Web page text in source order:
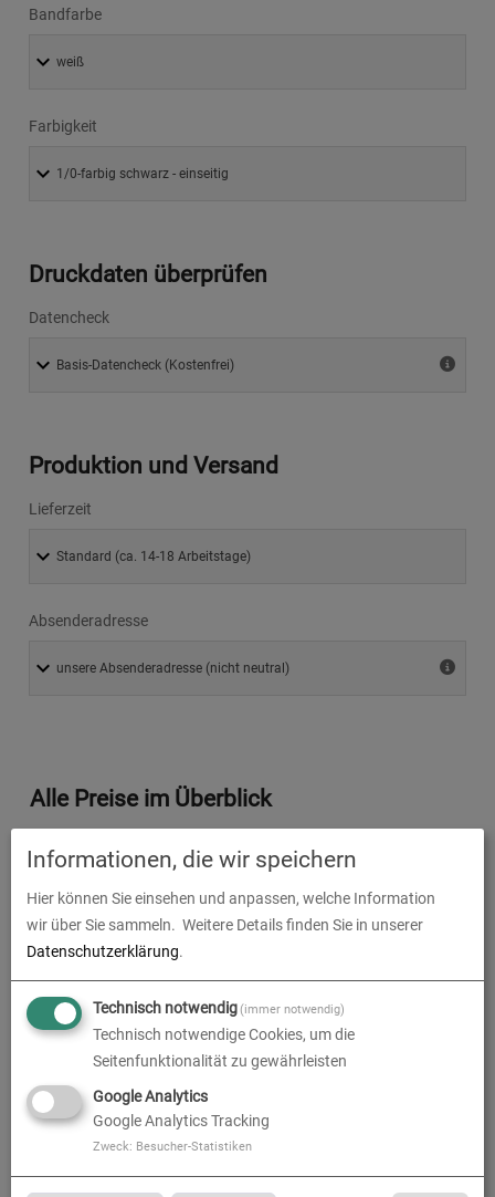
Bandfarbe
Farbigkeit
Druckdaten überprüfen
Datencheck
Produktion und Versand
Lieferzeit
Absenderadresse
Alle Preise im Überblick
Produkt-Konfiguration
Druckdaten überprüfen 0,00€
Produktion und Versand
Produktions- und Lieferzeit
zzgl. 19% MwSt.
Gesamtbetrag (brutto)
Informationen, die wir speichern
Hier können Sie einsehen und anpassen, welche Information
wir über Sie sammeln. Weitere Details finden Sie in unserer
Datenschutzerklärung.
Technisch notwendig(immer notwendig)
Technisch notwendige Cookies, um die
Seitenfunktionalität zu gewährleisten
Google Analytics
Google Analytics Tracking
Zweck: Besucher-Statistiken